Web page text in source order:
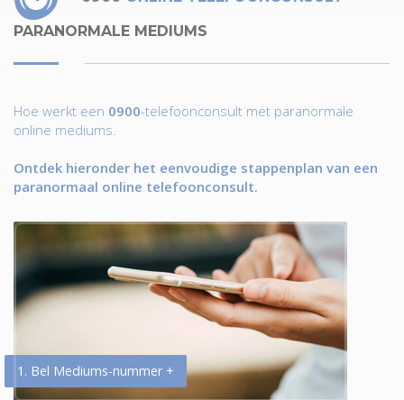
PARANORMALE MEDIUMS
Hoe werkt een 0900-telefoonconsult met paranormale
online mediums.
Ontdek hieronder het eenvoudige stappenplan van een
paranormaal online telefoonconsult.
1. Bel Mediums-nummer +